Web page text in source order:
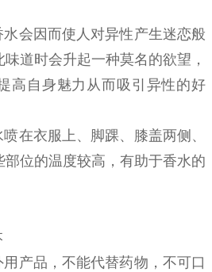
水会因而使人对异性产生迷恋般
道时会升起一种莫名的欲望，
高自身魅力从而吸引异性的好
在衣服上、脚踝、膝盖两侧、
位的温度较高，有助于香水的
产品，不能代替药物，不可口